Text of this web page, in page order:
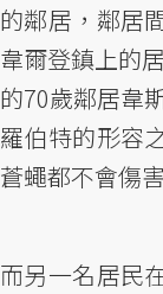
的鄰居，鄰居
韋爾登鎮上的
的70歲鄰居韋
羅伯特的形容
蒼蠅都不會傷
而另一名居民